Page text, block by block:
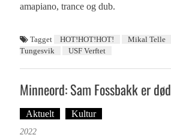
amapiano, trance og dub.
Tagget HOT!HOT!HOT! Mikal Telle
Tungesvik
USF Verftet
Minneord: Sam Fossbakk er død
Aktuelt Kultur
2022